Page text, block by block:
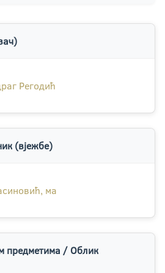
Регодић
(вјежбе)
ма
предметима / Облик